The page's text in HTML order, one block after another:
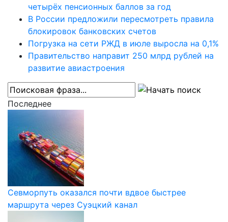
четырёх пенсионных баллов за год
В России предложили пересмотреть правила
блокировок банковских счетов
Погрузка на сети РЖД в июле выросла на 0,1%
Правительство направит 250 млрд рублей на
развитие авиастроения
Последнее
Севморпуть оказался почти вдвое быстрее
маршрута через Суэцкий канал